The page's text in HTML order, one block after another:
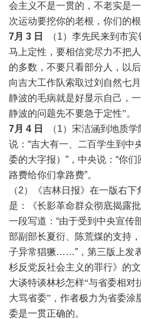
会主义不是一贯的，不老实是
次运动要挖你的老根，你们的根
7月 3 日
（1）李先民来到市
马上定性，要相信党尽力不把
的多数，不要只看部分人，以后
向吉大工作队索取过刘自然七
静波的毛病就是好显示自己，
静波的问题先不要急于定性”。
7月 4 日
（1）宋洁涵到地质
说：“吉大有一、二百学生到中
委的大字报）”，中央说：“你
路费给你们拿路费”。
（2）《吉林日报》在一版右
是：《长影革命群众彻底揭露
一段写道：“由于受到中央宣传
部副部长夏衍、陈荒煤的支持
子异常猖獗……”， 第三版上发
杉反党反社会主义的罪行》的
大谈特谈林杉怎样“与省委相对
大骂省委”，作者极力为省委涂
委是一贯正确的。